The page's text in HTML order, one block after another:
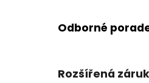
Odborné
Rozšířená